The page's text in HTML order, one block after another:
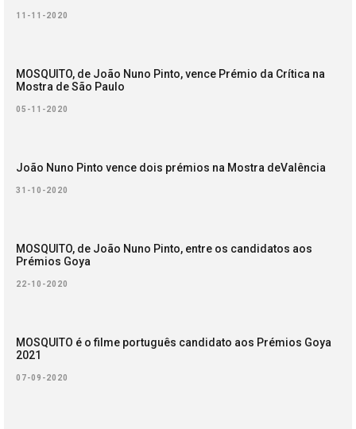
11-11-2020
MOSQUITO, de João Nuno Pinto, vence Prémio da Crítica na
Mostra de São Paulo
05-11-2020
João Nuno Pinto vence dois prémios na Mostra deValência
31-10-2020
MOSQUITO, de João Nuno Pinto, entre os candidatos aos
Prémios Goya
22-10-2020
MOSQUITO é o filme português candidato aos Prémios Goya
2021
07-09-2020